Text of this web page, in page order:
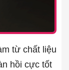
từ chất liệu
hồi cực tốt